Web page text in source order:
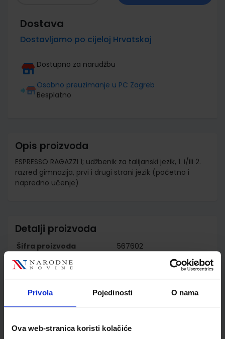
Privola Pojedinosti O nama
Ova web-stranica koristi kolačiće
Dostava
Dostavljamo po cijeloj Hrvatskoj
Dostupno za narudžbu
Osobno preuzimanje u PC Zagreb
Besplatno
Opis proizvoda
ESPRESSO RAGAZZI 1; udžbenik za talijanski jezik, 1. i/ili 2.
razred gimnazija, prvi i drugi strani jezik (početno i
napredno učenje)
Detalji proizvoda
Šifra proizvoda
567602
Jedinična mjera
Nakladnik
Giovanna Rizzo Luciana